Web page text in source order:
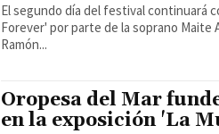
El segundo día del festival continuará
Forever' por parte de la soprano Maite
Ramón...
Oropesa del Mar
en la exposición 'La